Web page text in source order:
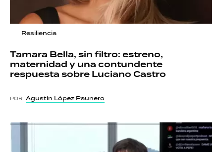
Resiliencia
Tamara Bella, sin filtro: estreno,
maternidad y una contundente
respuesta sobre Luciano Castro
POR Agustín López Paunero